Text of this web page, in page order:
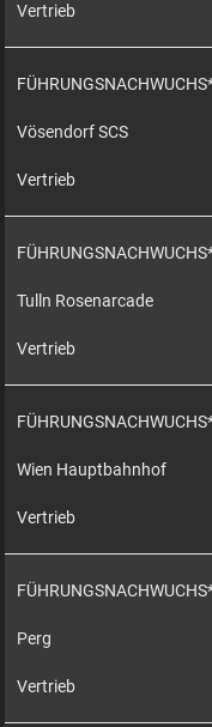
Vertrieb
Vösendorf SCS
Vertrieb
Tulln Rosenarcade
Vertrieb
Wien Hauptbahnhof
Vertrieb
Perg
Vertrieb